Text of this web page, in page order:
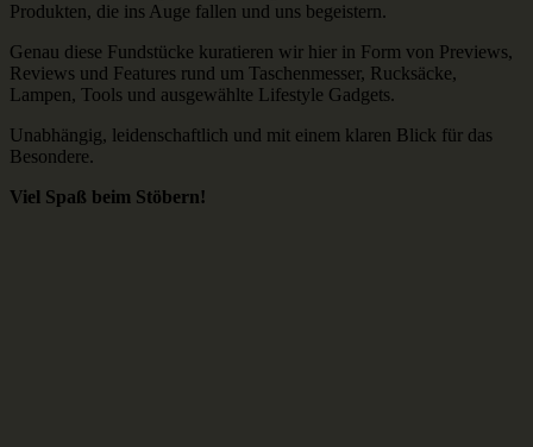
Produkten, die ins Auge fallen und uns begeistern.
Genau diese Fundstücke kuratieren wir hier in Form von Previews,
Reviews und Features rund um Taschenmesser, Rucksäcke,
Lampen, Tools und ausgewählte Lifestyle Gadgets.
Unabhängig, leidenschaftlich und mit einem klaren Blick für das
Besondere.
Viel Spaß beim Stöbern!